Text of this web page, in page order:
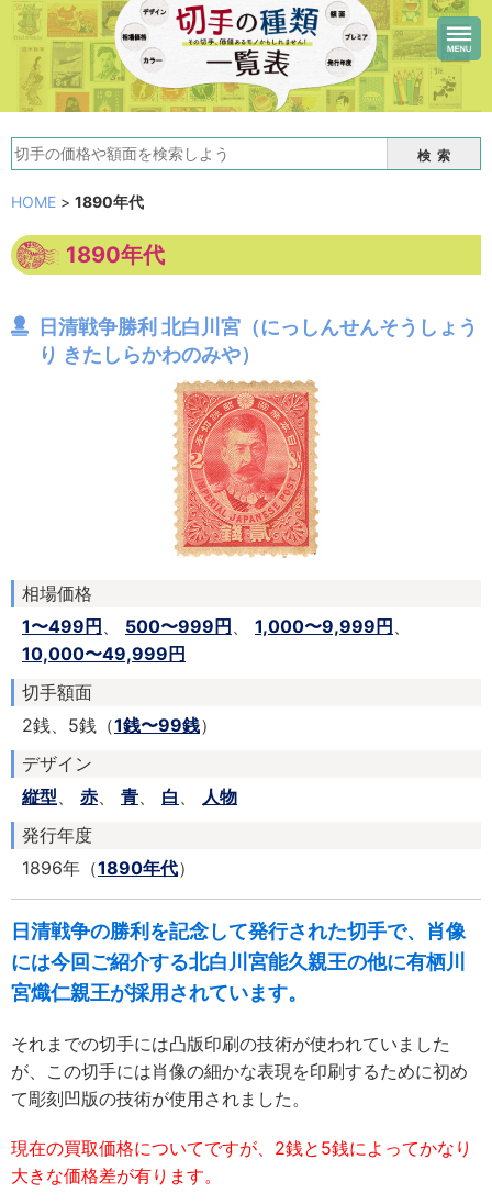
検索
HOME > 1890年代
1890年代
日清戦争勝利 北白川宮（にっしんせんそうしょう
り きたしらかわのみや）
相場価格
1〜499円 、 500〜999円 、 1,000〜9,999円 、
10,000〜49,999円
切手額面
2銭、5銭（1銭〜99銭）
デザイン
縦型、 赤、 青、 白 、 人物
発行年度
1896年（1890年代）
日清戦争の勝利を記念して発行された切手で、肖像
には今回ご紹介する北白川宮能久親王の他に有栖川
宮熾仁親王が採用されています。
それまでの切手には凸版印刷の技術が使われていました
が、この切手には肖像の細かな表現を印刷するために初め
て彫刻凹版の技術が使用されました。
現在の買取価格についてですが、2銭と5銭によってかなり
大きな価格差が有ります。